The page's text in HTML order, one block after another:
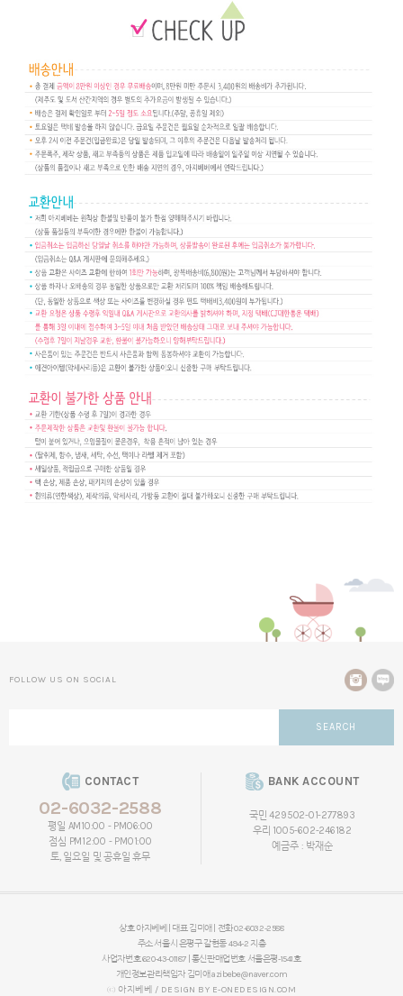
FOLLOW US ON SOCIAL
SEARCH
CONTACT
02-6032-2588
평일 AM10:00 - PM06:00
점심 PM12:00 - PM01:00
토, 일요일 및 공휴일 휴무
BANK ACCOUNT
국민 429502-01-277893
우리 1005-602-246182
예금주 : 박재순
상호 아지베베 | 대표 김미애 | 전화 02-6032-2588
주소 서울시 은평구 갈현동 494-2 지층
사업자번호 620-43-01187 | 통신판매업번호 서울은평-1541호
개인정보관리책임자 김미애azibebe@naver.com
ⓒ 아지베베 / DESIGN BY E-ONEDESIGN.COM